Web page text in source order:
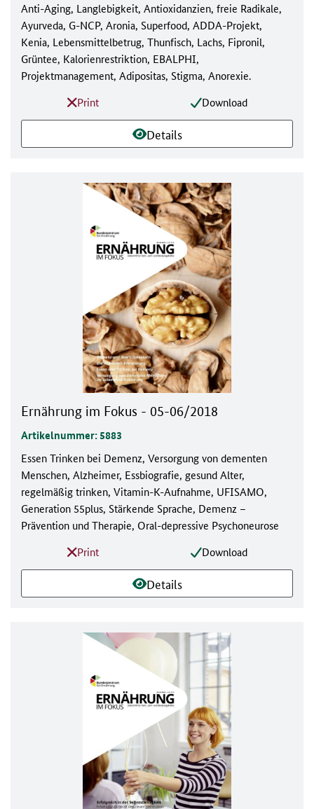
Anti-Aging, Langlebigkeit, Antioxidanzien, freie Radikale,
Ayurveda, G-NCP, Aronia, Superfood, ADDA-Projekt,
Kenia, Lebensmittelbetrug, Thunfisch, Lachs, Fipronil,
Grüntee, Kalorienrestriktion, EBALPHI,
Projektmanagement, Adipositas, Stigma, Anorexie.
Print
Download
Details
Ernährung im Fokus - 05-06/2018
Artikelnummer: 5883
Essen Trinken bei Demenz, Versorgung von dementen
Menschen, Alzheimer, Essbiografie, gesund Alter,
regelmäßig trinken, Vitamin-K-Aufnahme, UFISAMO,
Generation 55plus, Stärkende Sprache, Demenz –
Prävention und Therapie, Oral-depressive Psychoneurose
Print
Download
Details